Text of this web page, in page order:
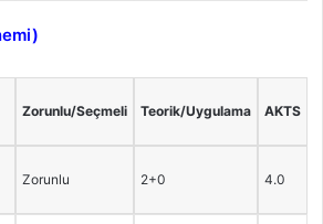
Zorunlu/Seçmeli Teorik/Uygulama AKTS
Zorunlu 2+0 4.0